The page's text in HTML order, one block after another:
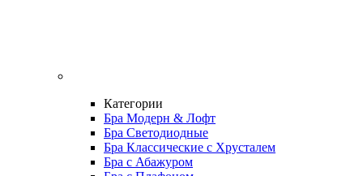
Категории
Бра Модерн & Лофт
Бра Светодиодные
Бра Классические с Хрусталем
Бра с Абажуром